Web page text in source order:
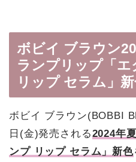
ボビイ ブラウン
ランプリップ「
リップ セラム」
ボビイ ブラウン(BOBBI
日(金)発売される2024年
ンプ リップ セラム」新色